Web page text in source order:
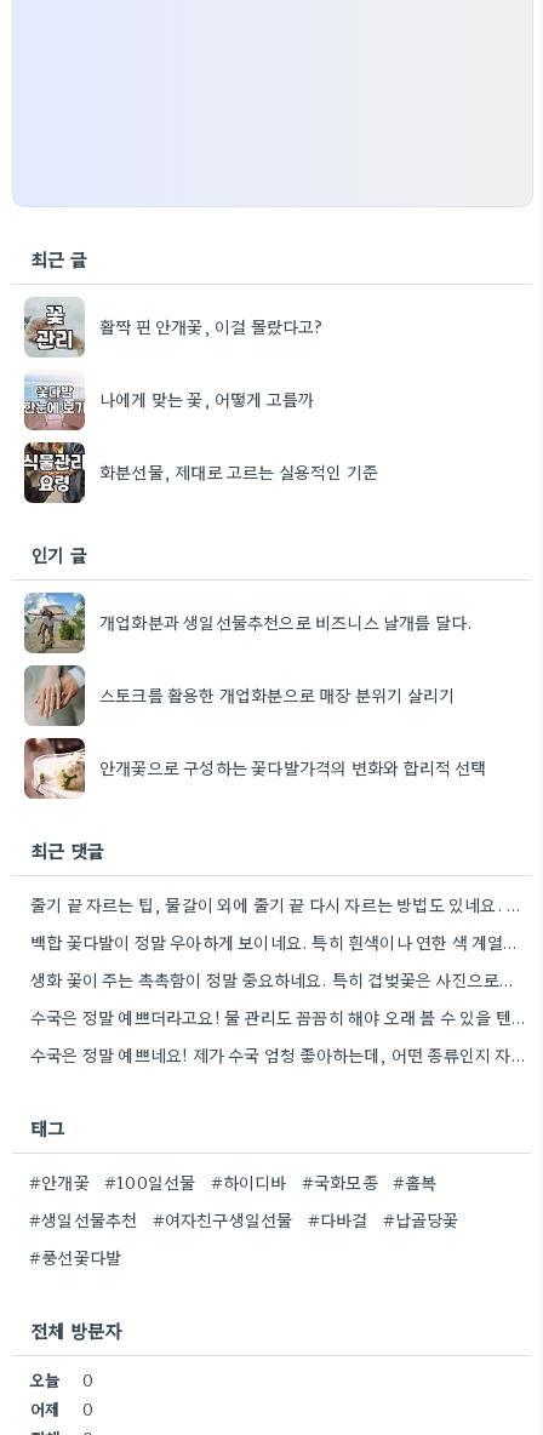
최근 글
활짝 핀 안개꽃, 이걸 몰랐다고?
나에게 맞는 꽃, 어떻게 고를까
화분선물, 제대로 고르는 실용적인 기준
인기 글
개업화분과 생일선물추천으로 비즈니스 날개를 달다.
스토크를 활용한 개업화분으로 매장 분위기 살리기
안개꽃으로 구성하는 꽃다발가격의 변화와 합리적 선택
최근 댓글
줄기 끝 자르는 팁, 물갈이 외에 줄기 끝 다시 자르는 방법도 있네요. 그거 완전 꿀팁인…
백합 꽃다발이 정말 우아하게 보이네요. 특히 흰색이나 연한 색 계열이 안전한 선택인 것 같아요.
생화 꽃이 주는 촉촉함이 정말 중요하네요. 특히 겹벚꽃은 사진으로는 다르게 보인다는 점, 실제로 보러 가봐야…
수국은 정말 예쁘더라고요! 물 관리도 꼼꼼히 해야 오래 볼 수 있을 텐데, 제가 좀 덜…
수국은 정말 예쁘네요! 제가 수국 엄청 좋아하는데, 어떤 종류인지 자세히 보니 더 감동이에요.
태그
#안개꽃 #100일선물 #하이디바 #국화모종
#홀복
#생일선물추천
#여자친구생일선물 #다바걸
#납골당꽃
#풍선꽃다발
전체 방문자
오늘
0
어제
0